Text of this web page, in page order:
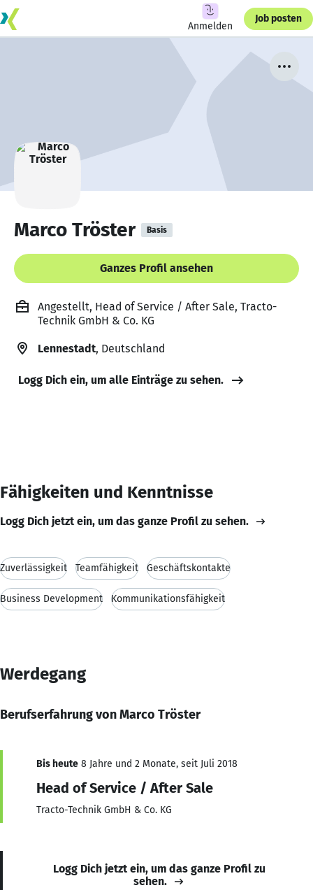
Anmelden
Job posten
Marco Tröster Basis
Ganzes Profil ansehen
Angestellt, Head of Service / After Sale, Tracto-
Technik GmbH & Co. KG
Lennestadt, Deutschland
Logg Dich ein, um alle Einträge zu sehen.
Fähigkeiten und Kenntnisse
Logg Dich jetzt ein, um das ganze Profil zu sehen.
Zuverlässigkeit Teamfähigkeit Geschäftskontakte
Business Development Kommunikationsfähigkeit
Werdegang
Berufserfahrung von Marco Tröster
Bis heute 8 Jahre und 2 Monate, seit Juli 2018
Head of Service / After Sale
Tracto-Technik GmbH & Co. KG
Logg Dich jetzt ein, um das ganze Profil zu
sehen.